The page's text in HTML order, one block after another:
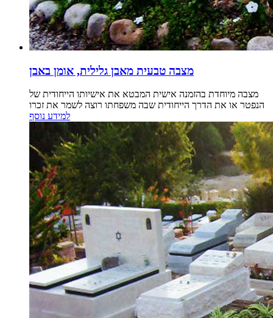
מצבה טבעית מאבן גלילית, אומן באבן
מצבה מיוחדת בהזמנה אישית המבטא את אישיותו הייחודית של
הנפטר או את הדרך הייחודית שבה משפחתו רוצה לשמר את זכרו
למידע נוסף